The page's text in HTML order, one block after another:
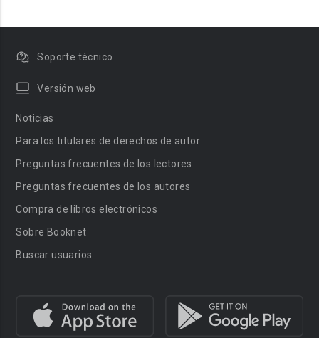
Soporte técnico
Versión web
Noticias
Para los titulares de derechos de autor
Preguntas frecuentes de los lectores
Preguntas frecuentes de los autores
Compra de libros electrónicos
Sobre Booknet
Buscar usuarios